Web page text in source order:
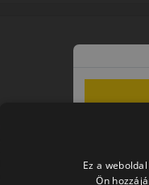
8.000 FT SZERELÉSI
a LENDÜLETEz a
Ön